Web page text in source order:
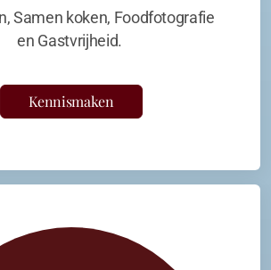
Samen koken, Foodfotografie
en Gastvrijheid.
Kennismaken